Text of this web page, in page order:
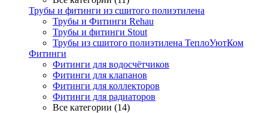
Трубы и фитинги из сшитого полиэтилена
Трубы и Фитинги Rehau
Трубы и фитинги Stout
Трубы из сшитого полиэтилена ТеплоУютКом
Фитинги
Фитинги для водосчётчиков
Фитинги для клапанов
Фитинги для коллекторов
Фитинги для радиаторов
Все категории (14)